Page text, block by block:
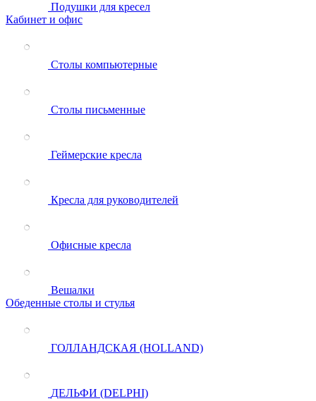
Подушки для кресел
Кабинет и офис
Столы компьютерные
Столы письменные
Геймерские кресла
Кресла для руководителей
Офисные кресла
Вешалки
Обеденные столы и стулья
ГОЛЛАНДСКАЯ (HOLLAND)
ДЕЛЬФИ (DELPHI)